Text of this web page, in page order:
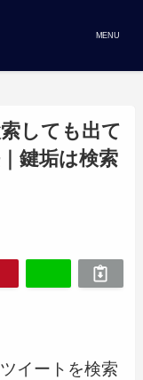
MENU
しても出て
鍵垢は検索
イートを検索